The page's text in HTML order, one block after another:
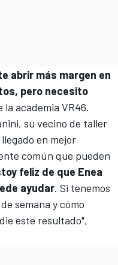
abrir más margen en
pero necesito
academia VR46.
su vecino de taller
en mejor
común que pueden
feliz de que Enea
ayudar. Si tenemos
semana y cómo
este resultado",